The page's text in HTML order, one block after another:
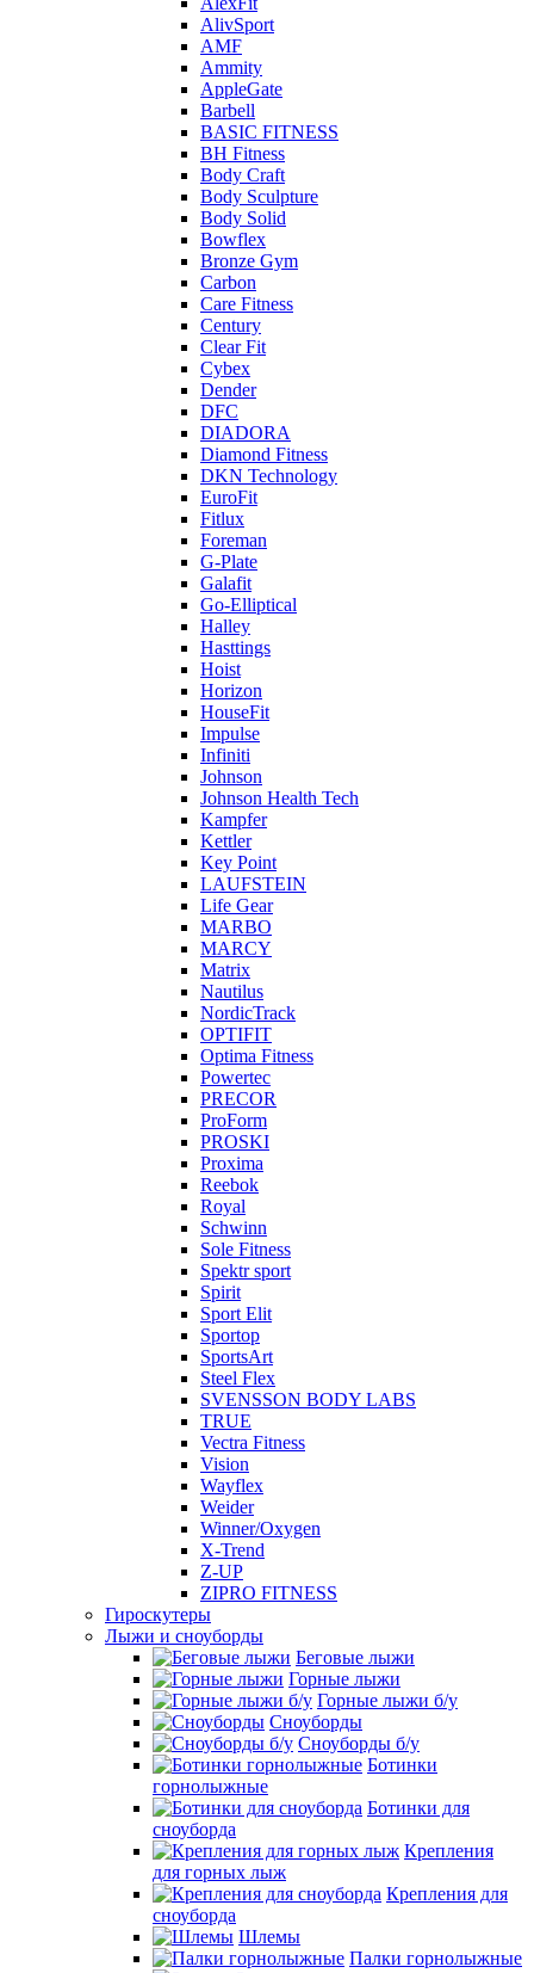
AlivSport
AMF
Ammity
AppleGate
Barbell
BASIC FITNESS
BH Fitness
Body Craft
Body Sculpture
Body Solid
Bowflex
Bronze Gym
Carbon
Care Fitness
Century
Clear Fit
Cybex
Dender
DFC
DIADORA
Diamond Fitness
DKN Technology
EuroFit
Fitlux
Foreman
G-Plate
Galafit
Go-Elliptical
Halley
Hasttings
Hoist
Horizon
HouseFit
Impulse
Infiniti
Johnson
Johnson Health Tech
Kampfer
Kettler
Key Point
LAUFSTEIN
Life Gear
MARBO
MARCY
Matrix
Nautilus
NordicTrack
OPTIFIT
Optima Fitness
Powertec
PRECOR
ProForm
PROSKI
Proxima
Reebok
Royal
Schwinn
Sole Fitness
Spektr sport
Spirit
Sport Elit
Sportop
SportsArt
Steel Flex
SVENSSON BODY LABS
TRUE
Vectra Fitness
Vision
Wayflex
Weider
Winner/Oxygen
X-Trend
Z-UP
ZIPRO FITNESS
Гироскутеры
Лыжи и сноуборды
Беговые лыжи
Горные лыжи
Горные лыжи б/у
Сноуборды
Сноуборды б/у
Ботинки
горнолыжные
Ботинки для
сноуборда
Крепления
для горных лыж
Крепления для
сноуборда
Шлемы
Палки горнолыжные